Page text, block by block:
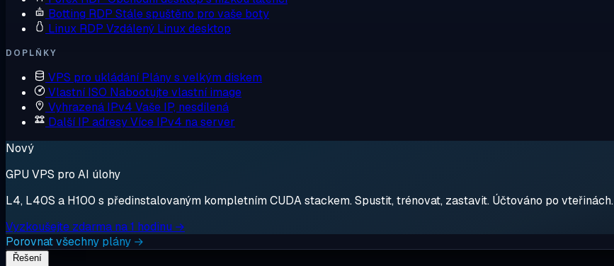
Botting RDP Stále spuštěno pro vaše boty
Linux RDP Vzdálený Linux desktop
DOPLŇKY
VPS pro ukládání Plány s velkým diskem
Vlastní ISO Nabootujte vlastní image
Vyhrazená IPv4 Vaše IP, nesdílená
Další IP adresyVíce IPv4 na server
Nový
GPU VPS pro AI úlohy
L4, L40S a H100 s předinstalovaným kompletním CUDA stackem. Spustit, trénovat, zastavit. Účtováno po vteřinách.
Vyzkoušejte zdarma na 1 hodinu →
Porovnat všechny plány →